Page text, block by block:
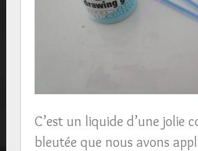
C’est un liquide d’une jolie
bleutée que nous avons